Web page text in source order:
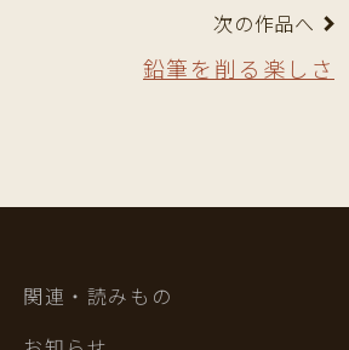
次の作品へ
鉛筆を削る楽しさ
関連・読みもの